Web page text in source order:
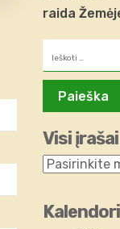
raida
Visi įrašai